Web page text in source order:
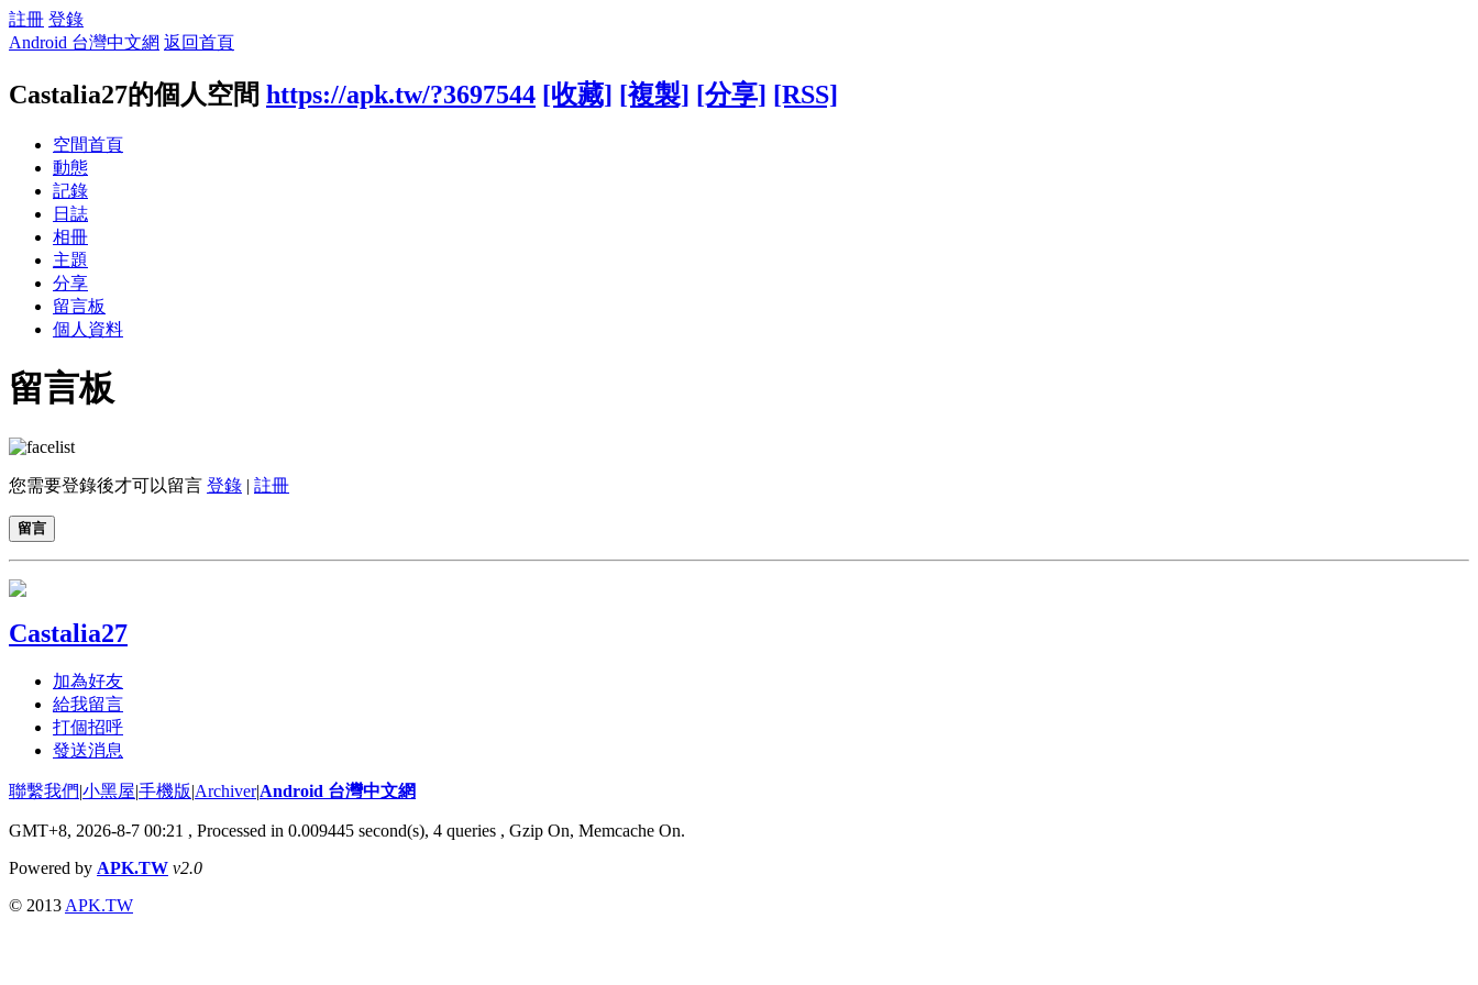
註冊 登錄
Android 台灣中文網 返回首頁
Castalia27的個人空間 https://apk.tw/?3697544 [收藏] [複製] [分享] [RSS]
空間首頁
動態
記錄
日誌
相冊
主題
分享
留言板
個人資料
留言板
您需要登錄後才可以留言 登錄 | 註冊
留言
Castalia27
加為好友
給我留言
打個招呼
發送消息
聯繫我們|小黑屋|手機版|Archiver|Android 台灣中文網
GMT+8, 2026-8-7 00:21 , Processed in 0.009445 second(s), 4 queries , Gzip On, Memcache On.
Powered by APK.TW v2.0
© 2013 APK.TW